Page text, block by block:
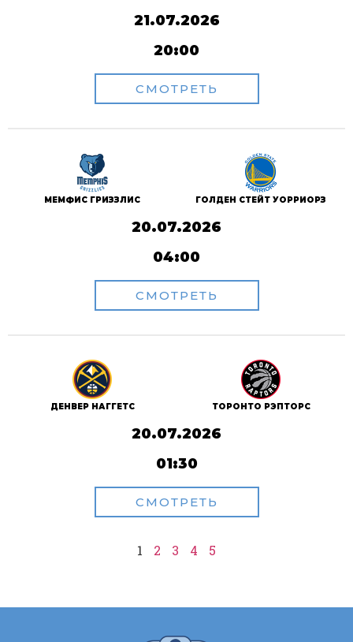
21.07.2026
20:00
СМОТРЕТЬ
МЕМФИС ГРИЗЗЛИС ГОЛДЕН СТЕЙТ УОРРИОРЗ
20.07.2026
04:00
СМОТРЕТЬ
ДЕНВЕР НАГГЕТС ТОРОНТО РЭПТОРС
20.07.2026
01:30
СМОТРЕТЬ
1 2 3 4 5